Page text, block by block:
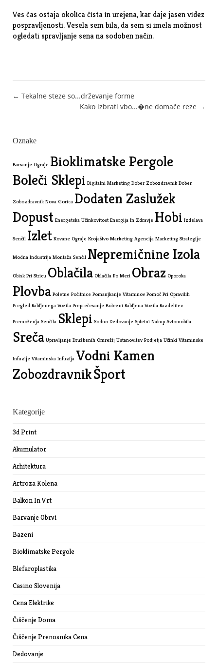
Ves čas ostaja okolica čista in urejena, kar daje jasen videz
pospravljenosti. Vesela sem bila, da sem si imela možnost
ogledati spravljanje sena na sodoben način.
Post
← Tekalne steze so...drževanje forme
Kako izbrati vbo...�ne domače reze →
Oznake
Barvanje Ograje Bioklimatske Pergole
Boleči Sklepi Digitalni Marketing Dober Zobozdravnik Dober
Zobozdravnik Nova Gorica Dodaten Zaslužek
Dopust Energetska Učinkovitost Energija In Zdravje Hobi Izdelava
Senčil Izlet Kovane Ograje Krojaštvo Marketing Agencija Marketing Strategije
Modna Industrija Montaža Senčil Nepremičnine Izola
Obisk Pri Stricu Oblačila Oblačila Po Meri Obraz Oporoka
Plovba Poletne Počitnice Pomanjkanje Vitaminov Pomoč Pri Opravilih
Pregled Rabljenega Vozila Preprečevanje Bolezni Rabljena Vozila Razdelitev
Premoženja Senčila Sklepi Sodno Dedovanje Spletni Nakup Avtomobila
Sreča Upravljanje Družbenih Omrežij Ustanovitev Podjetja Učinki Vitaminske
Infuzije Vitaminska Infuzija Vodni Kamen
ZobozdravnikŠport
Kategorije
3d Print
Akumulator
Arhitektura
Artroza Kolena
Balkon In Vrt
Barvanje Obrvi
Bazeni
Bioklimatske Pergole
Blefaroplastika
Casino Slovenija
Cena Elektrike
Čiščenje Doma
Čiščenje Prenosnika Cena
Dedovanje